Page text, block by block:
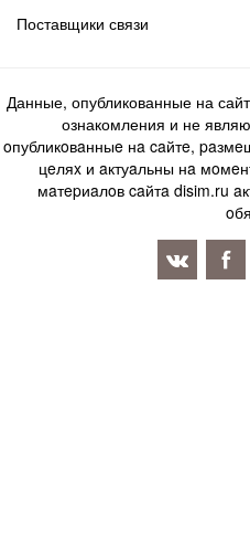
Поставщики связи
Данные, опубликованные на
ознакомления и не
oпубликoвaнныe нa caйтe,
цeляx и aктуaльны нa
мaтepиaлoв caйтa disim.ru